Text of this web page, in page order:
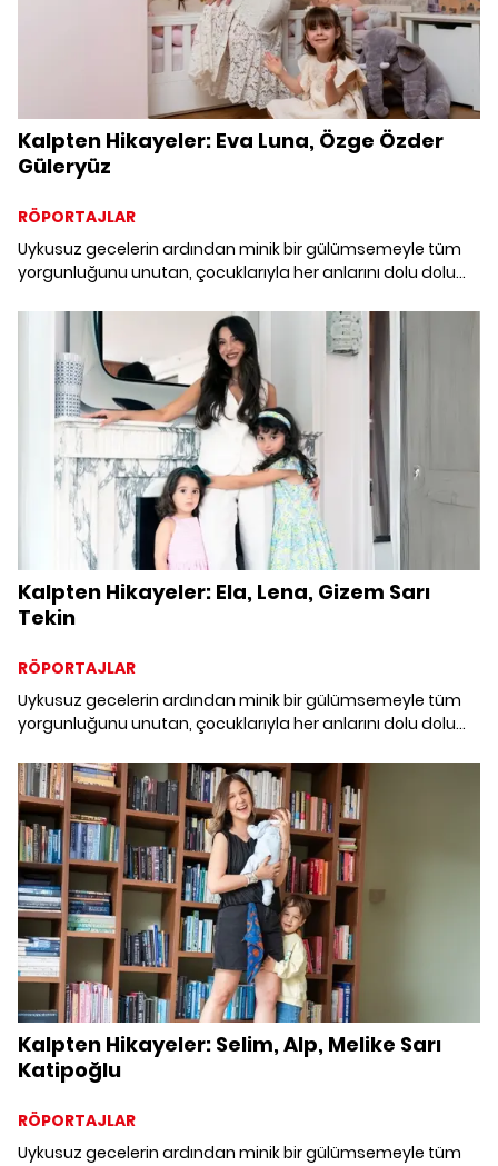
Kalpten Hikayeler: Eva Luna, Özge Özder
Güleryüz
RÖPORTAJLAR
Uykusuz gecelerin ardından minik bir gülümsemeyle tüm
yorgunluğunu unutan, çocuklarıyla her anlarını dolu dolu
deneyimi olarak tanımlayan annelerin “iyi ki” dedikleri
hikayeleriyle buluşmaya hazır mısınız?
Kalpten Hikayeler: Ela, Lena, Gizem Sarı
Tekin
RÖPORTAJLAR
Uykusuz gecelerin ardından minik bir gülümsemeyle tüm
yorgunluğunu unutan, çocuklarıyla her anlarını dolu dolu
deneyimi olarak tanımlayan annelerin “iyi ki” dedikleri
hikayeleriyle buluşmaya hazır mısınız?
Kalpten Hikayeler: Selim, Alp, Melike Sarı
Katipoğlu
RÖPORTAJLAR
Uykusuz gecelerin ardından minik bir gülümsemeyle tüm